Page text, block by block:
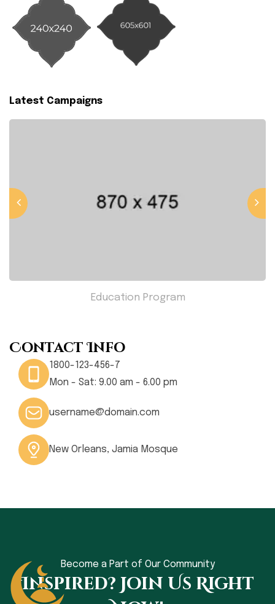
Latest Campaigns
Education Program
Contact Info
1800-123-456-7
Mon - Sat: 9.00 am - 6.00 pm
username@domain.com
New Orleans, Jamia Mosque
Become a Part of Our Community
Inspired? Join Us Right